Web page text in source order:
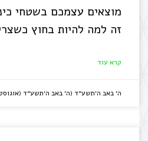
מוצאים עצמכם בשטחי
זה למה להיות בחוץ
קרא עוד
ה׳ באב ה׳תשע״ד (ה׳ באב ה׳תשע״ד (אוגוסט 1, 2014))